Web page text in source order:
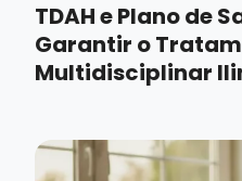
TDAH e Plano de
Garantir o
Multidisciplinar